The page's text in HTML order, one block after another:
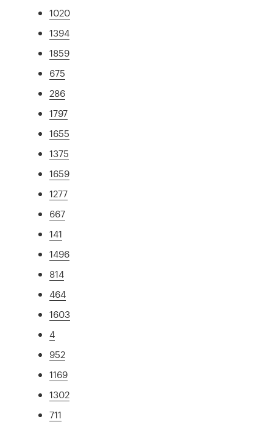
1020
1394
1859
675
286
1797
1655
1375
1659
1277
667
141
1496
814
464
1603
4
952
1169
1302
711